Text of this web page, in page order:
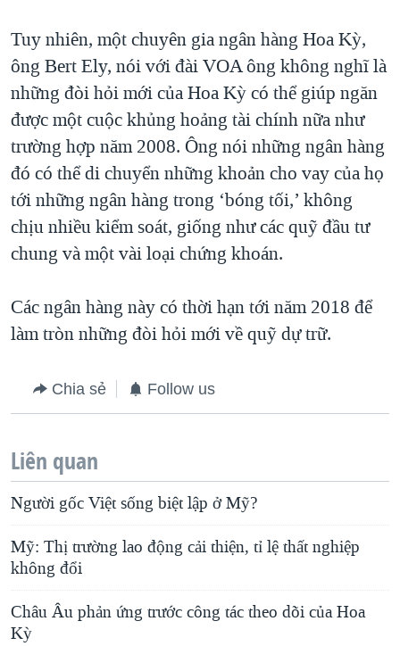
Tuy nhiên, một chuyên gia ngân hàng Hoa Kỳ,
ông Bert Ely, nói với đài VOA ông không nghĩ là
những đòi hỏi mới của Hoa Kỳ có thể giúp ngăn
được một cuộc khủng hoảng tài chính nữa như
trường hợp năm 2008. Ông nói những ngân hàng
đó có thể di chuyển những khoản cho vay của họ
tới những ngân hàng trong ‘bóng tối,’ không
chịu nhiều kiểm soát, giống như các quỹ đầu tư
chung và một vài loại chứng khoán.
Các ngân hàng này có thời hạn tới năm 2018 để
làm tròn những đòi hỏi mới về quỹ dự trữ.
Chia sẻ Follow us
Liên quan
Người gốc Việt sống biệt lập ở Mỹ?
Mỹ: Thị trường lao động cải thiện, tỉ lệ thất nghiệp
không đổi
Châu Âu phản ứng trước công tác theo dõi của Hoa
Kỳ